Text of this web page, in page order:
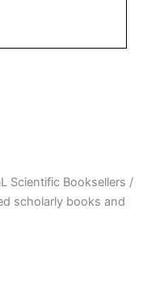
Scientific Booksellers /
scholarly books and